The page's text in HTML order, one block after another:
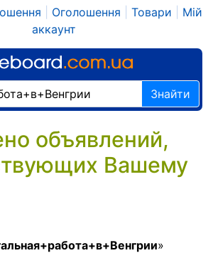
Оголошення Товари
Мій
аккаунт
Знайти
объявлений,
Вашему
»